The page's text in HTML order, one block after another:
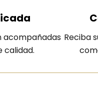
acompañadas
calidad.
Reciba